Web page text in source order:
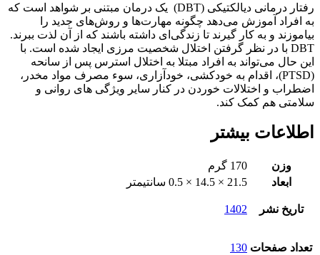
رفتار درمانی دیالکتیکی (DBT) یک درمان مبتنی بر شواهد است که
به افراد آموزش می‌دهد چگونه مهارت‌ها و روش‌های جدید را
بیاموزند و به کار گیرند تا زندگی‌ای داشته باشند که از آن لذت ببرند.
DBT با در نظر گرفتن اختلال شخصیت مرزی ایجاد شده است. با
این حال می‌تواند به افراد مبتلا به اختلال استرس پس از سانحه
(PTSD)، اقدام به خودکشی، خودآزاری، سوء مصرف مواد مخدر،
اضطراب و اختلالات خوردن در کنار سایر ویژگی های روانی و
سلامتی هم کمک کند.
اطلاعات بیشتر
وزن
170 گرم
ابعاد
21.5 × 14.5 × 0.5 سانتیمتر
تاریخ نشر 1402
تعداد صفحات 130